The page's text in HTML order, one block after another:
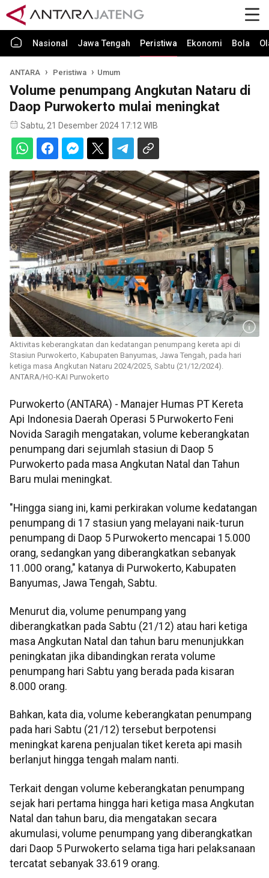
Nasional Jawa Tengah Peristiwa Ekonomi Bola
ANTARA Peristiwa Umum
Volume penumpang Angkutan Nataru di
Daop Purwokerto mulai meningkat
Sabtu, 21 Desember 2024 17:12 WIB
Aktivitas keberangkatan dan kedatangan penumpang kereta api di
Stasiun Purwokerto, Kabupaten Banyumas, Jawa Tengah, pada hari
ketiga masa Angkutan Nataru 2024/2025, Sabtu (21/12/2024).
ANTARA/HO-KAI Purwokerto
Purwokerto (ANTARA) - Manajer Humas PT Kereta
Api Indonesia Daerah Operasi 5 Purwokerto Feni
Novida Saragih mengatakan, volume keberangkatan
penumpang dari sejumlah stasiun di Daop 5
Purwokerto pada masa Angkutan Natal dan Tahun
Baru mulai meningkat.
"Hingga siang ini, kami perkirakan volume kedatangan
penumpang di 17 stasiun yang melayani naik-turun
penumpang di Daop 5 Purwokerto mencapai 15.000
orang, sedangkan yang diberangkatkan sebanyak
11.000 orang," katanya di Purwokerto, Kabupaten
Banyumas, Jawa Tengah, Sabtu.
Menurut dia, volume penumpang yang
diberangkatkan pada Sabtu (21/12) atau hari ketiga
masa Angkutan Natal dan tahun baru menunjukkan
peningkatan jika dibandingkan rerata volume
penumpang hari Sabtu yang berada pada kisaran
8.000 orang.
Bahkan, kata dia, volume keberangkatan penumpang
pada hari Sabtu (21/12) tersebut berpotensi
meningkat karena penjualan tiket kereta api masih
berlanjut hingga tengah malam nanti.
Terkait dengan volume keberangkatan penumpang
sejak hari pertama hingga hari ketiga masa Angkutan
Natal dan tahun baru, dia mengatakan secara
akumulasi, volume penumpang yang diberangkatkan
dari Daop 5 Purwokerto selama tiga hari pelaksanaan
tercatat sebanyak 33.619 orang.